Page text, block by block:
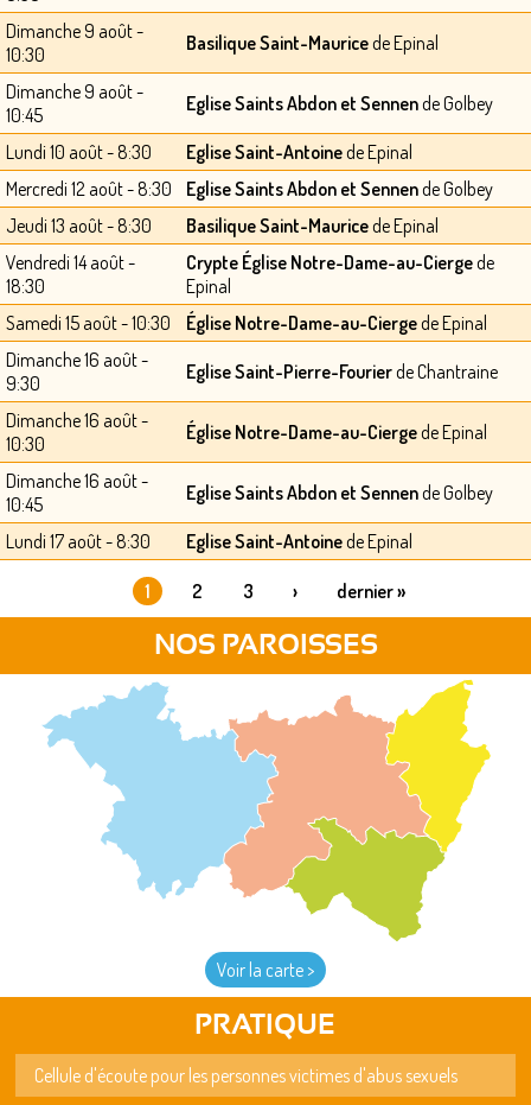
Dimanche 9 août -
10:30
Basilique Saint-Mauricede Epinal
Dimanche 9 août -
10:45
Eglise Saints Abdon et Sennende Golbey
Lundi 10 août - 8:30 Eglise Saint-Antoinede Epinal
Mercredi 12 août - 8:30
Eglise Saints Abdon et Sennende Golbey
Jeudi 13 août - 8:30
Basilique Saint-Mauricede Epinal
Vendredi 14 août -
18:30
Crypte Église Notre-Dame-au-Ciergede
Epinal
Samedi 15 août - 10:30
Église Notre-Dame-au-Ciergede Epinal
Dimanche 16 août -
9:30
Eglise Saint-Pierre-Fourierde Chantraine
Dimanche 16 août -
10:30
Église Notre-Dame-au-Ciergede Epinal
Dimanche 16 août -
10:45
Eglise Saints Abdon et Sennende Golbey
Lundi 17 août - 8:30 Eglise Saint-Antoinede Epinal
1 2 3 › dernier »
NOS PAROISSES
Voir la carte >
PRATIQUE
Cellule d'écoute pour les personnes victimes d'abus sexuels